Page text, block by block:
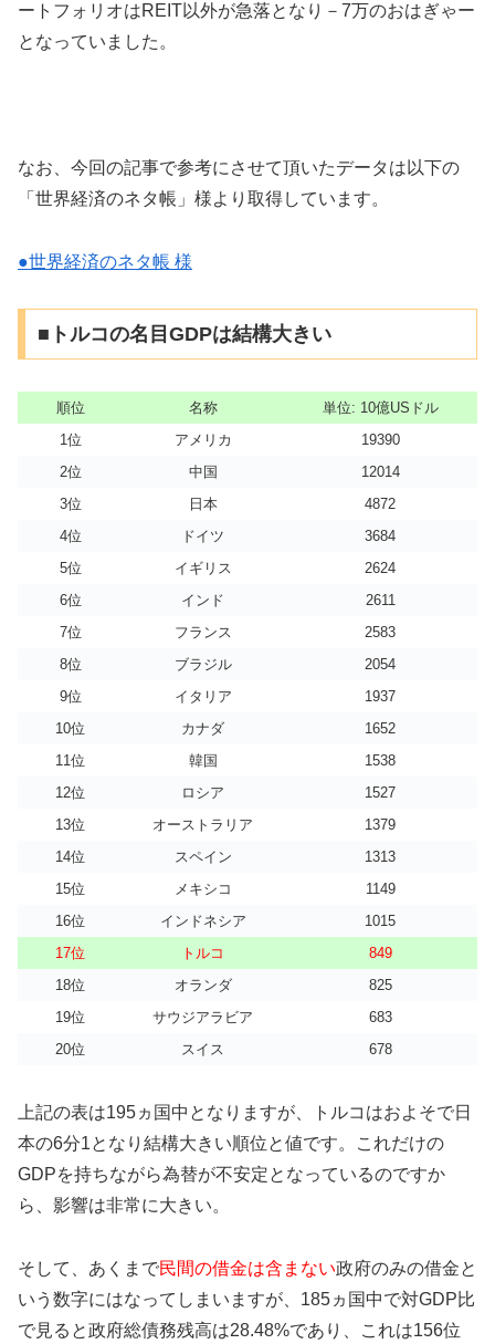
ートフォリオはREIT以外が急落となり－7万のおはぎゃー
となっていました。
なお、今回の記事で参考にさせて頂いたデータは以下の
「世界経済のネタ帳」様より取得しています。
●世界経済のネタ帳 様
■トルコの名目GDPは結構大きい
順位 名称
単位: 10億USドル
1位
アメリカ
19390
2位
中国
12014
3位
日本
4872
4位
ドイツ
3684
5位
イギリス
2624
6位
インド
2611
7位
フランス
2583
8位
ブラジル
2054
9位
イタリア
1937
10位
カナダ
1652
11位
韓国
1538
12位
ロシア
1527
13位
オーストラリア
1379
14位
スペイン
1313
15位
メキシコ
1149
16位
インドネシア
1015
17位
トルコ
849
18位
オランダ
825
19位
サウジアラビア
683
20位
スイス 678
上記の表は195ヵ国中となりますが、トルコはおよそで日
本の6分1となり結構大きい順位と値です。これだけの
GDPを持ちながら為替が不安定となっているのですか
ら、影響は非常に大きい。
そして、あくまで民間の借金は含まない政府のみの借金と
いう数字にはなってしまいますが、185ヵ国中で対GDP比
で見ると政府総債務残高は28.48%であり、これは156位